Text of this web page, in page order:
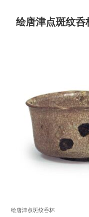
绘唐津点斑纹呑
绘唐津点斑纹呑杯